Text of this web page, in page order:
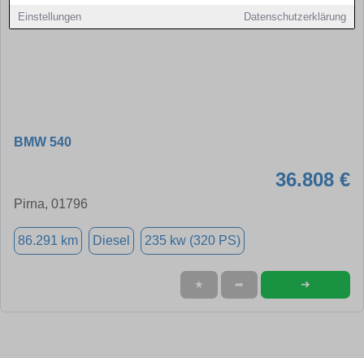
Einstellungen Datenschutzerklärung
BMW 540
36.808 €
Pirna, 01796
86.291 km Diesel 235 kw (320 PS)
★ ➦ ➜